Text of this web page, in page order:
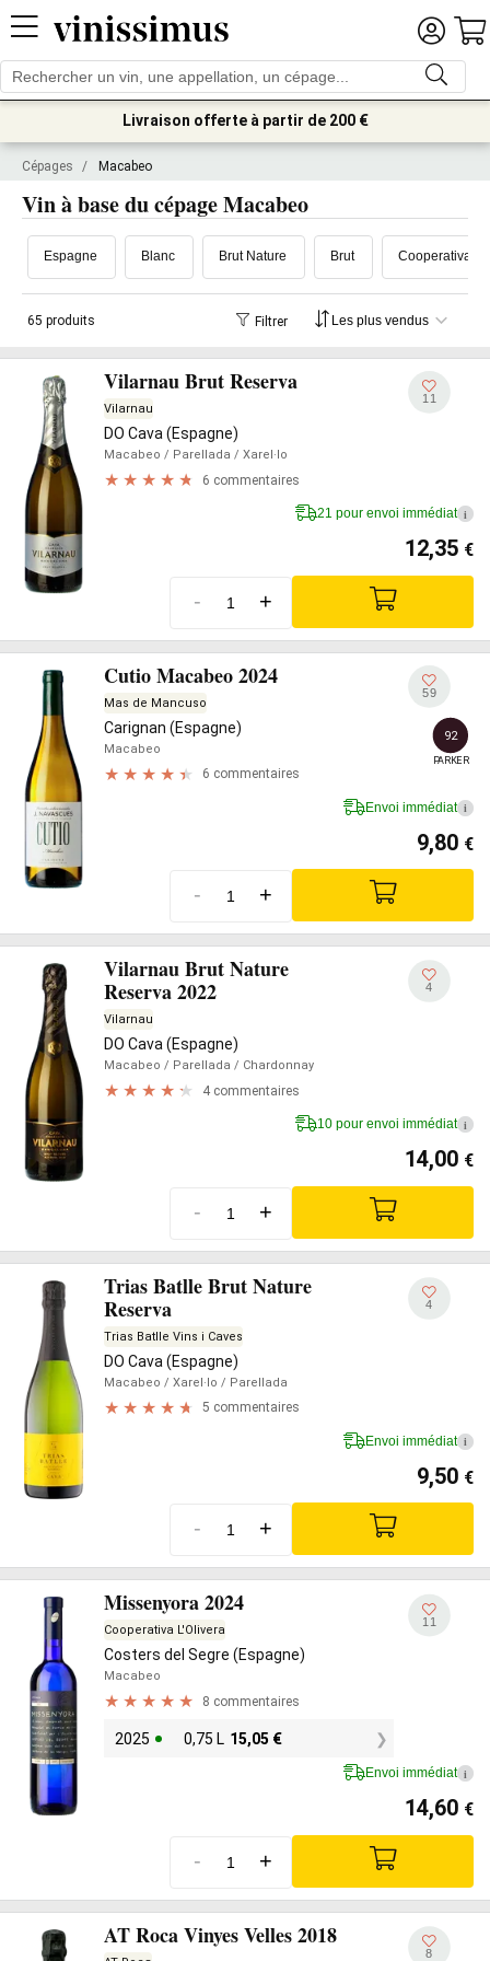
Livraison offerte à partir de 200 €
Cépages / Macabeo
Vin à base du cépage Macabeo
Espagne Blanc Brut Nature Brut Cooperativa
65 produits Filtrer
Vilarnau Brut Reserva
Vilarnau
DO Cava (Espagne)
Macabeo / Parellada / Xarel·lo
6 commentaires
11
21 pour envoi immédiat i
12,35 €
- +
Cutio Macabeo 2024
Mas de Mancuso
Carignan (Espagne)
Macabeo
6 commentaires
59
92
PARKER
Envoi immédiat i
9,80 €
- +
Vilarnau Brut Nature
Reserva 2022
Vilarnau
DO Cava (Espagne)
Macabeo / Parellada / Chardonnay
4 commentaires
4
10 pour envoi immédiat i
14,00 €
- +
Trias Batlle Brut Nature
Reserva
Trias Batlle Vins i Caves
DO Cava (Espagne)
Macabeo / Xarel·lo / Parellada
5 commentaires
4
Envoi immédiat i
9,50 €
- +
Missenyora 2024
Cooperativa L'Olivera
Costers del Segre (Espagne)
Macabeo
8 commentaires
2025 0,75 L 15,05 €
11
Envoi immédiat i
14,60 €
- +
AT Roca Vinyes Velles 2018
8